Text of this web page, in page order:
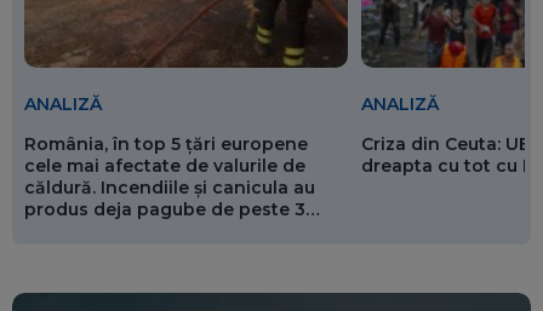
ANALIZĂ
România, în top 5 țări europene
cele mai afectate de valurile de
căldură. Incendiile și canicula au
produs deja pagube de peste 3
ANALIZĂ
Criza din Ceuta: UE
dreapta cu tot cu